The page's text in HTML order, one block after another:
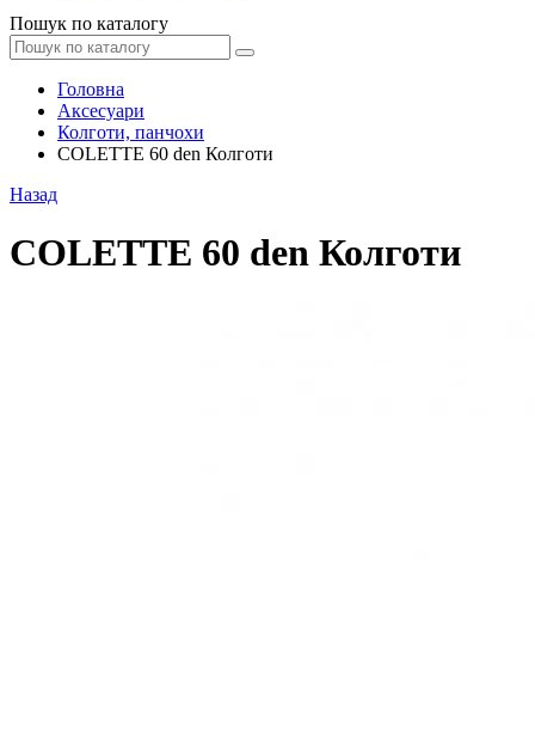
Пошук по каталогу
Головна
Аксесуари
Колготи, панчохи
COLETTE 60 den Колготи
Назад
COLETTE 60 den Колготи